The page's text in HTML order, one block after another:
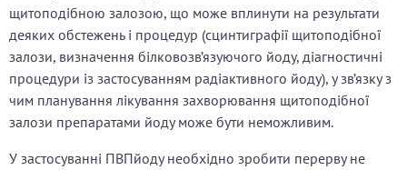
щитоподібною залозою, що може вплинути на результати
деяких обстежень і процедур (сцинтиграфії щитоподібної
залози, визначення білковозв’язуючого йоду, діагностичні
процедури із застосуванням радіактивного йоду), у зв’язку з
чим планування лікування захворювання щитоподібної
залози препаратами йоду може бути неможливим.
У застосуванні ПВПйоду необхідно зробити перерву не